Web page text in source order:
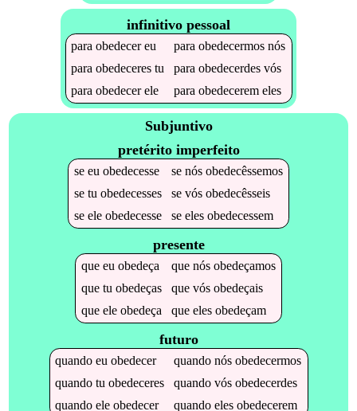
infinitivo pessoal
paraobedecereu paraobedecermos nós
paraobedeceres tu paraobedecerdes vós
paraobedecerele paraobedecerem eles
Subjuntivo
pretérito imperfeito
se eu obedecesse se nós obedecêssemos
se tu obedecesses se vós obedecêsseis
se ele obedecesse se eles obedecessem
presente
que eu obedeça que nós obedeçamos
que tu obedeças que vós obedeçais
que ele obedeça que eles obedeçam
futuro
quandoeuobedecer quandonósobedecermos
quandotuobedeceres quandovósobedecerdes
quandoeleobedecer quandoelesobedecerem